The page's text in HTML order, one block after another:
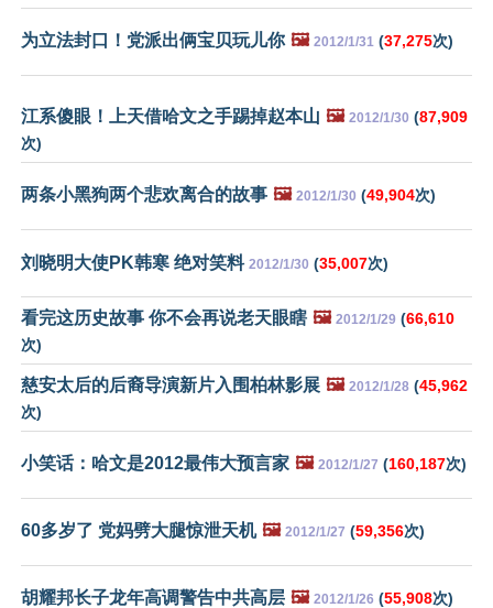
为立法封口！党派出俩宝贝玩儿你 🖼️ 2012/1/31 (37,275次)
江系傻眼！上天借哈文之手踢掉赵本山 🖼️ 2012/1/30 (87,909
次)
两条小黑狗两个悲欢离合的故事 🖼️ 2012/1/30 (49,904次)
刘晓明大使PK韩寒 绝对笑料 2012/1/30 (35,007次)
看完这历史故事 你不会再说老天眼瞎 🖼️ 2012/1/29 (66,610
次)
慈安太后的后裔导演新片入围柏林影展 🖼️ 2012/1/28 (45,962
次)
小笑话：哈文是2012最伟大预言家 🖼️ 2012/1/27 (160,187次)
60多岁了 党妈劈大腿惊泄天机 🖼️ 2012/1/27 (59,356次)
胡耀邦长子龙年高调警告中共高层 🖼️ 2012/1/26 (55,908次)